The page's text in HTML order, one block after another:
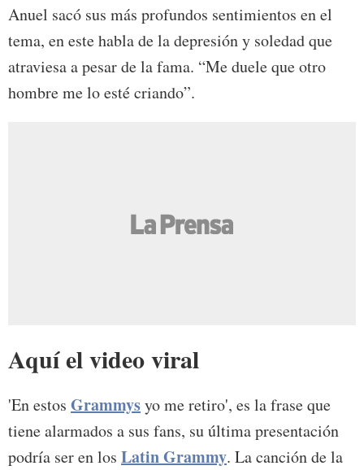
Anuel sacó sus más profundos sentimientos en el
tema, en este habla de la depresión y soledad que
atraviesa a pesar de la fama. “Me duele que otro
hombre me lo esté criando”.
Aquí el video viral
'En estos Grammysyo me retiro', es la frase que
tiene alarmados a sus fans, su última presentación
podría ser en los Latin Grammy. La canción de la